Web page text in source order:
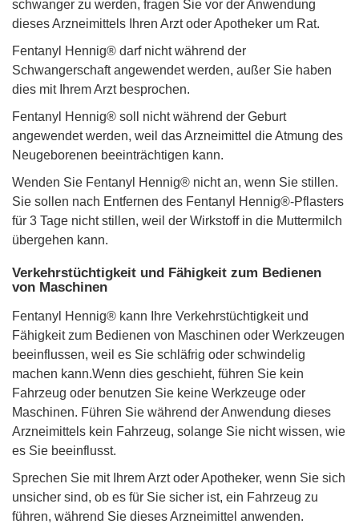
schwanger zu werden, fragen Sie vor der Anwendung
dieses Arzneimittels Ihren Arzt oder Apotheker um Rat.
Fentanyl Hennig® darf nicht während der
Schwangerschaft angewendet werden, außer Sie haben
dies mit Ihrem Arzt besprochen.
Fentanyl Hennig® soll nicht während der Geburt
angewendet werden, weil das Arzneimittel die Atmung des
Neugeborenen beeinträchtigen kann.
Wenden Sie Fentanyl Hennig® nicht an, wenn Sie stillen.
Sie sollen nach Entfernen des Fentanyl Hennig®-Pflasters
für 3 Tage nicht stillen, weil der Wirkstoff in die Muttermilch
übergehen kann.
Verkehrstüchtigkeit und Fähigkeit zum Bedienen
von Maschinen
Fentanyl Hennig® kann Ihre Verkehrstüchtigkeit und
Fähigkeit zum Bedienen von Maschinen oder Werkzeugen
beeinflussen, weil es Sie schläfrig oder schwindelig
machen kann.Wenn dies geschieht, führen Sie kein
Fahrzeug oder benutzen Sie keine Werkzeuge oder
Maschinen. Führen Sie während der Anwendung dieses
Arzneimittels kein Fahrzeug, solange Sie nicht wissen, wie
es Sie beeinflusst.
Sprechen Sie mit Ihrem Arzt oder Apotheker, wenn Sie sich
unsicher sind, ob es für Sie sicher ist, ein Fahrzeug zu
führen, während Sie dieses Arzneimittel anwenden.